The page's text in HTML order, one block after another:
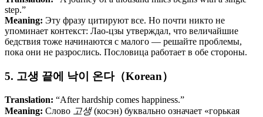
step.”
Meaning: Эту фразу цитируют все. Но почти никто не
упоминает контекст: Лао-цзы утверждал, что величайшие
бедствия тоже начинаются с малого — решайте проблемы,
пока они не разрослись. Пословица работает в обе стороны.
5. 고생 끝에 낙이 온다（Korean）
Translation: “After hardship comes happiness.”
Meaning: Слово 고생(косэн) буквально означает «горькая